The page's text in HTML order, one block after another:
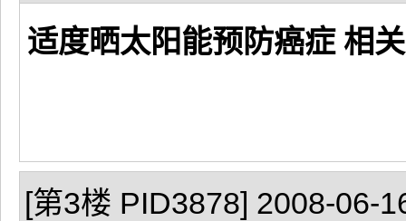
适度晒太阳能预防癌症 相关
[第3楼 PID3878] 2008-06-